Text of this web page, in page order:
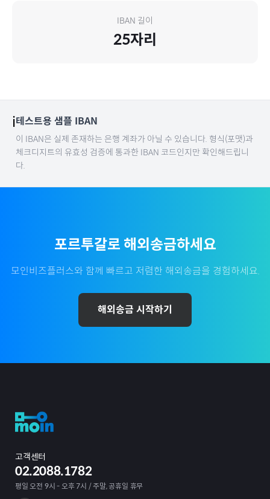
IBAN 길이
25자리
ℹ️테스트용 샘플 IBAN
이 IBAN은 실제 존재하는 은행 계좌가 아닐 수 있습니다. 형식(포맷)과
체크디지트의 유효성 검증에 통과한 IBAN 코드인지만 확인해드립니
다.
포르투갈로 해외송금하세요
모인비즈플러스와 함께 빠르고 저렴한 해외송금을 경험하세요.
해외송금 시작하기
고객센터
02.2088.1782
평일 오전 9시 - 오후 7시 / 주말, 공휴일 휴무